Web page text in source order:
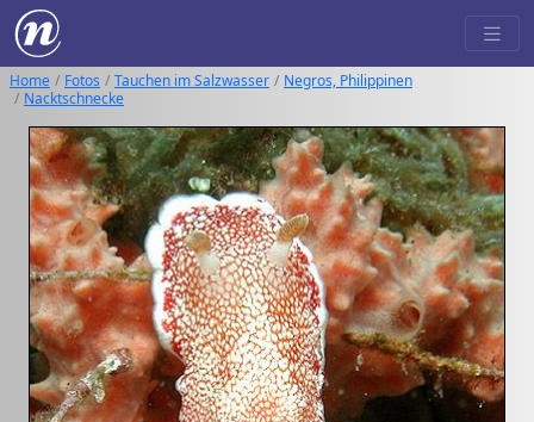
Home Fotos Tauchen im Salzwasser
Negros, Philippinen
Nacktschnecke